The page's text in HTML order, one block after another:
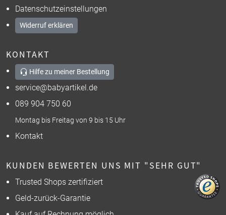
Datenschutzeinstellungen
Widerruf erklären
KONTAKT
Hilfe zu meiner Bestellung
service@babyartikel.de
089 904 750 60
Montag bis Freitag von 9 bis 15 Uhr
Kontakt
KUNDEN BEWERTEN UNS MIT "SEHR GUT"
Trusted Shops zertifiziert
Geld-zurück-Garantie